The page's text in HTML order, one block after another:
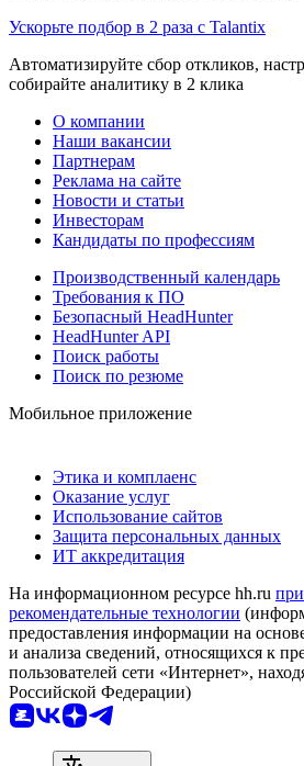
Ускорьте подбор в 2 раза с Talantix
Автоматизируйте сбор откликов,
собирайте аналитику в 2 клика
О компании
Наши вакансии
Партнерам
Реклама на сайте
Новости и статьи
Инвесторам
Кандидаты по профессиям
Производственный календарь
Требования к ПО
Безопасный HeadHunter
HeadHunter API
Поиск работы
Поиск по резюме
Мобильное приложение
Этика и комплаенс
Оказание услуг
Использование сайтов
Защита персональных данных
ИТ аккредитация
На информационном ресурсе hh.ru
рекомендательные технологии
предоставления информации на
и анализа сведений, относящихся к
пользователей сети «Интернет»,
Российской Федерации)